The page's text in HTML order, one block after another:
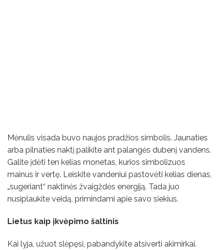
Mėnulis visada buvo naujos pradžios simbolis. Jaunaties
arba pilnaties naktį palikite ant palangės dubenį vandens.
Galite įdėti ten kelias monetas, kurios simbolizuos
mainus ir vertę. Leiskite vandeniui pastovėti kelias dienas,
„sugeriant“ naktinės žvaigždės energiją. Tada juo
nusiplaukite veidą, primindami apie savo siekius.
Lietus kaip įkvėpimo šaltinis
Kai lyja, užuot slėpęsi, pabandykite atsiverti akimirkai.